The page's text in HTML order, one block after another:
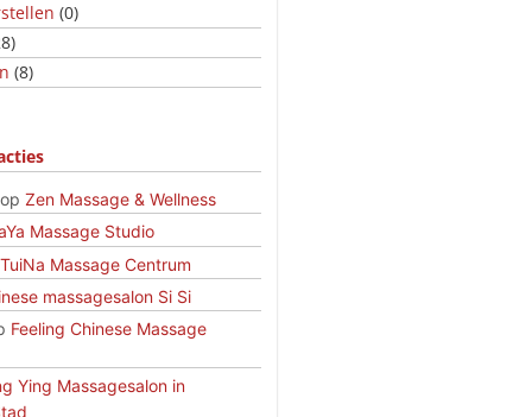
(0)
(8)
Zen Massage & Wellness
Massage Studio
TuiNa Massage Centrum
massagesalon Si Si
Feeling Chinese Massage
Ying Massagesalon in